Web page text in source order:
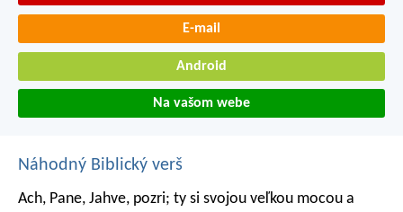
E-mail
Android
Na vašom webe
Náhodný Biblický verš
Ach, Pane, Jahve, pozri; ty si svojou veľkou mocou a